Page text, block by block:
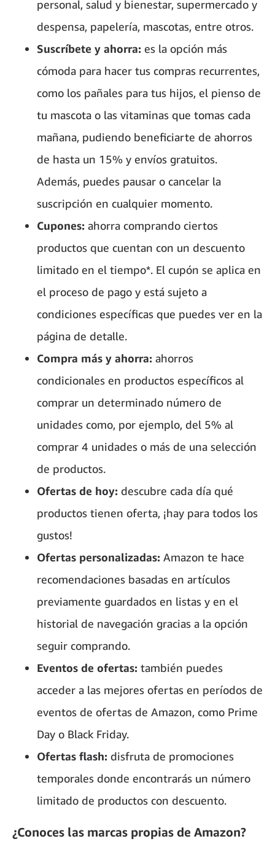
personal, salud y bienestar, supermercado y
despensa, papelería, mascotas, entre otros.
Suscríbete y ahorra: es la opción más
cómoda para hacer tus compras recurrentes,
como los pañales para tus hijos, el pienso de
tu mascota o las vitaminas que tomas cada
mañana, pudiendo beneficiarte de ahorros
de hasta un 15% y envíos gratuitos.
Además, puedes pausar o cancelar la
suscripción en cualquier momento.
Cupones: ahorra comprando ciertos
productos que cuentan con un descuento
limitado en el tiempo*. El cupón se aplica en
el proceso de pago y está sujeto a
condiciones específicas que puedes ver en la
página de detalle.
Compra más y ahorra: ahorros
condicionales en productos específicos al
comprar un determinado número de
unidades como, por ejemplo, del 5% al
comprar 4 unidades o más de una selección
de productos.
Ofertas de hoy: descubre cada día qué
productos tienen oferta, ¡hay para todos los
gustos!
Ofertas personalizadas: Amazon te hace
recomendaciones basadas en artículos
previamente guardados en listas y en el
historial de navegación gracias a la opción
seguir comprando.
Eventos de ofertas: también puedes
acceder a las mejores ofertas en períodos de
eventos de ofertas de Amazon, como Prime
Day o Black Friday.
Ofertas flash: disfruta de promociones
temporales donde encontrarás un número
limitado de productos con descuento.
¿Conoces las marcas propias de Amazon?